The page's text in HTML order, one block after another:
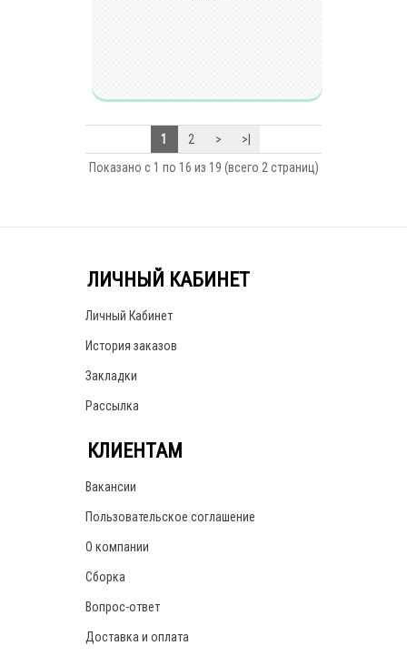
1 2 >
>|
Показано с 1 по 16 из 19 (всего 2 страниц)
ЛИЧНЫЙ КАБИНЕТ
Личный Кабинет
История заказов
Закладки
Рассылка
КЛИЕНТАМ
Вакансии
Пользовательское соглашение
О компании
Сборка
Вопрос-ответ
Доставка и оплата